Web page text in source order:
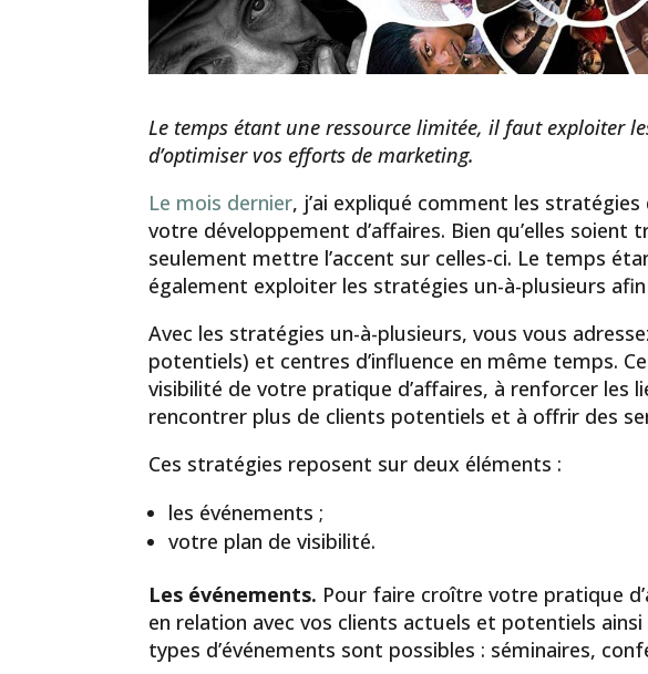
Le temps étant une ressource limitée, il faut exploiter
d’optimiser vos efforts de marketing.
Le mois dernier, j’ai expliqué comment les
votre développement d’affaires. Bien qu’elles
seulement mettre l’accent sur celles-ci. Le temps
également exploiter les stratégies un-à-plusieurs
Avec les stratégies un-à-plusieurs, vous vous
potentiels) et centres d’influence en même temps.
visibilité de votre pratique d’affaires, à renforcer les
rencontrer plus de clients potentiels et à offrir des
Ces stratégies reposent sur deux éléments :
les événements ;
votre plan de visibilité.
Les événements. Pour faire croître votre pratique
en relation avec vos clients actuels et potentiels ainsi
types d’événements sont possibles : séminaires,